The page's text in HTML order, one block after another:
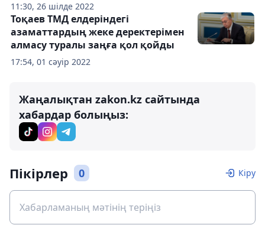
11:30, 26 шілде 2022
17:54, 01 сәуір 2022
Тоқаев ТМД елдеріндегі
азаматтардың жеке деректерімен
алмасу туралы заңға қол қойды
Жаңалықтан zakon.kz сайтында
хабардар болыңыз:
Пікірлер 0 Кіру